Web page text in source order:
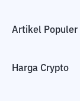
Artikel Populer
Harga Crypto